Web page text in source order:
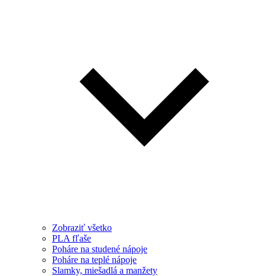
Zobraziť všetko
PLA fľaše
Poháre na studené nápoje
Poháre na teplé nápoje
Slamky, miešadlá a manžety